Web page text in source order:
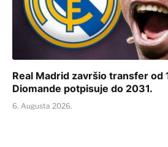
Real Madrid završio transfer od
Diomande potpisuje do 2031.
6. Augusta 2026.